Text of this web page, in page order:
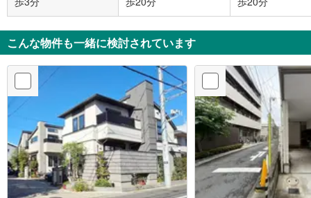
こんな物件も一緒に検討されています